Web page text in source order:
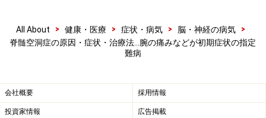
指定難病と聞くと怖いイメージを持ってしまうかもしれ
ません。しかし「治療法がまったくない」「寝たきりに
歩によって症状が安定して、日常生活が問題なく行える
ものも増えてきています。しかし、完治はむずかしいこ
All About > 健康・医療 > 症状・病気 > 脳・神経の病気
>
脊髄空洞症の原因・症状・治療法…腕の痛みなどが初期症状の指定
難病
会社概要 採用情報
投資家情報 広告掲載